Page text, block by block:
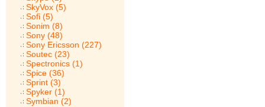
SkyVox (5)
Sofi (5)
Sonim (8)
Sony (48)
Sony Ericsson (227)
Soutec (23)
Spectronics (1)
Spice (36)
Sprint (3)
Spyker (1)
Symbian (2)